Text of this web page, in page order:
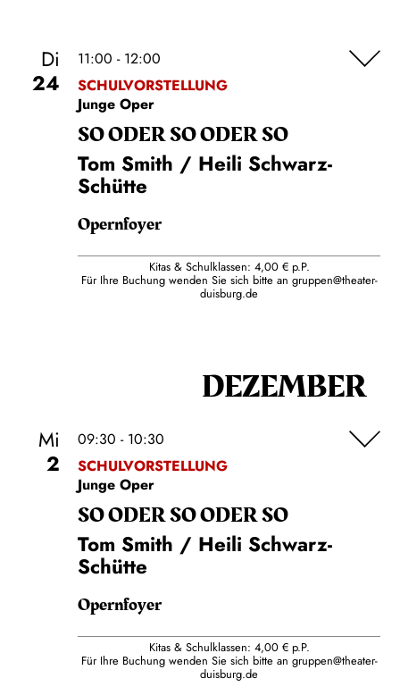
Di
24
11:00 - 12:00
SCHULVORSTELLUNG
Junge Oper
SO ODER SO ODER SO
Tom Smith / Heili Schwarz-
Schütte
Opernfoyer
Kitas & Schulklassen: 4,00 € p.P.
Für Ihre Buchung wenden Sie sich bitte an gruppen@theater-
duisburg.de
DEZEMBER
Mi
2
09:30 - 10:30
SCHULVORSTELLUNG
Junge Oper
SO ODER SO ODER SO
Tom Smith / Heili Schwarz-
Schütte
Opernfoyer
Kitas & Schulklassen: 4,00 € p.P.
Für Ihre Buchung wenden Sie sich bitte an gruppen@theater-
duisburg.de